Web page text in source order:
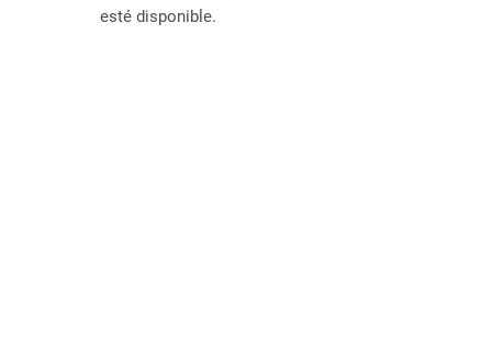
esté disponible.